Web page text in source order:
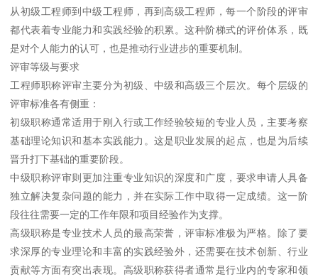
从初级工程师到中级工程师，再到高级工程师，每一个阶段的评审
都代表着专业能力和实践经验的积累。这种阶梯式的评价体系，既
是对个人能力的认可，也是推动行业进步的重要机制。
评审等级与要求
工程师职称评审主要分为初级、中级和高级三个层次。每个层级的
评审标准各有侧重：
初级职称通常适用于刚入行或工作经验较短的专业人员，主要考察
基础理论知识和基本实践能力。这是职业发展的起点，也是为后续
晋升打下基础的重要阶段。
中级职称评审则更加注重专业知识的深度和广度，要求申请人具备
独立解决复杂问题的能力，并在实际工作中取得一定成绩。这一阶
段往往需要一定的工作年限和项目经验作为支撑。
高级职称是专业技术人员的最高荣誉，评审标准极为严格。除了要
求深厚的专业理论和丰富的实践经验外，还需要在技术创新、行业
贡献等方面有突出表现。高级职称获得者通常是行业内的专家和领